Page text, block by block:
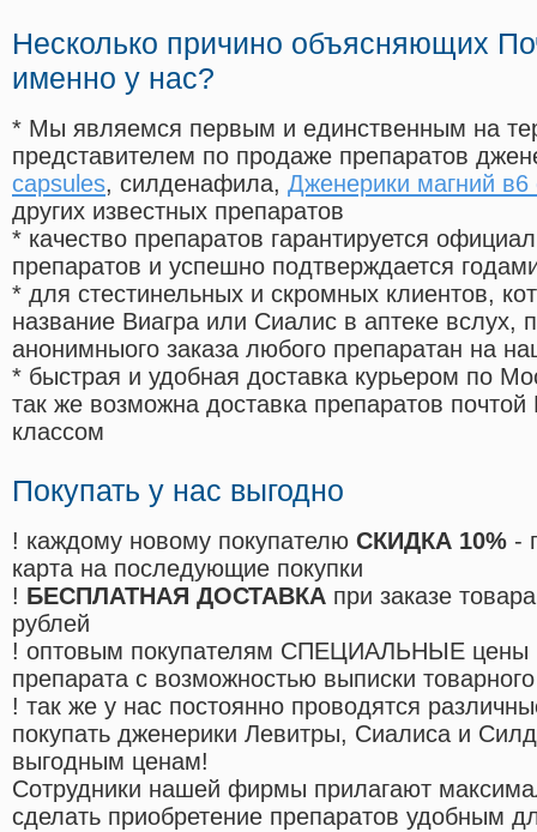
Несколько причино объясняющих
именно у нас?
* Мы являемся первым и единственным на
представителем по продаже препаратов
capsules, силденафила, Дженерики магний в6
других известных препаратов
* качество препаратов гарантируется
препаратов и успешно подтверждается
* для стестинельных и скромных клиентов,
название Виагра или Сиалис в аптеке вслух,
анонимныого заказа любого препаратан на
* быстрая и удобная доставка курьером по
так же возможна доставка препаратов
классом
Покупать у нас выгодно
! каждому новому покупателю СКИДКА 10% -
карта на последующие покупки
! БЕСПЛАТНАЯ ДОСТАВКА при заказе
рублей
! оптовым покупателям СПЕЦИАЛЬНЫЕ цены
препарата с возможностью выписки
! так же у нас постоянно проводятся
покупать дженерики Левитры, Сиалиса и
выгодным ценам!
Cотрудники нашей фирмы прилагают
сделать приобретение препаратов удобным